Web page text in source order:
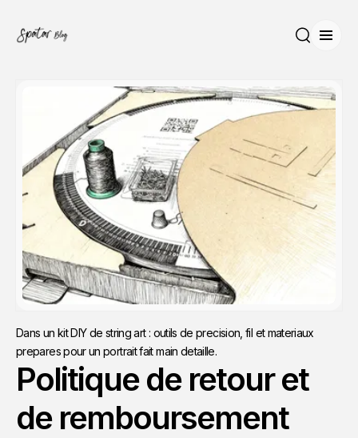
Dans un kit DIY de string art : outils de precision, fil et materiaux
prepares pour un portrait fait main detaille.
Politique de retour et
de remboursement